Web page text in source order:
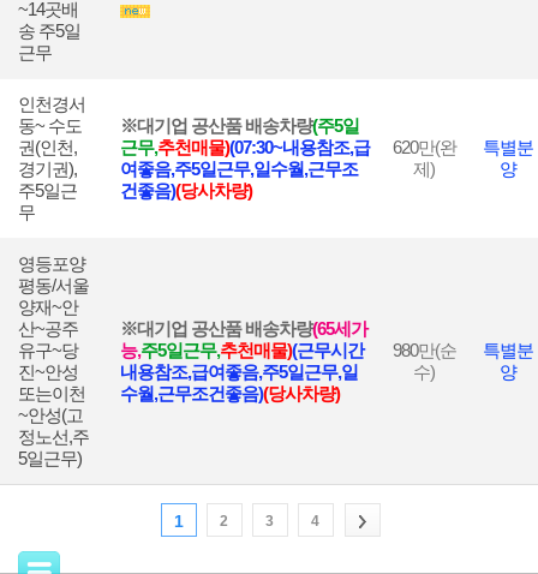
~14곳배
송 주5일
근무
인천경서
동~ 수도
권(인천,
경기권),
주5일근
무
※대기업 공산품 배송차량(주5일
근무,추천매물)(07:30~내용참조,급
여좋음,주5일근무,일수월,근무조
건좋음)(당사차량)
620만(완
제)
특별분
양
영등포양
평동/서울
양재~안
산~공주
유구~당
진~안성
또는이천
~안성(고
정노선,주
5일근무)
※대기업 공산품 배송차량(65세가
능,주5일근무,추천매물)(근무시간
내용참조,급여좋음,주5일근무,일
수월,근무조건좋음)(당사차량)
980만(순
수)
특별분
양
1 2 3 4